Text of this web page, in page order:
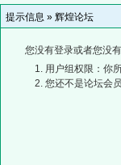
提示信息 » 辉煌论坛
您没有登录或者您没
用户组权限：你
您还不是论坛会